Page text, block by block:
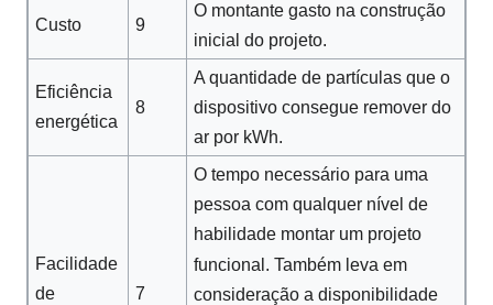
Custo 9
O montante gasto na construção
inicial do projeto.
Eficiência
energética
8
A quantidade de partículas que o
dispositivo consegue remover do
ar por kWh.
Facilidade
de
7
O tempo necessário para uma
pessoa com qualquer nível de
habilidade montar um projeto
funcional. Também leva em
consideração a disponibilidade